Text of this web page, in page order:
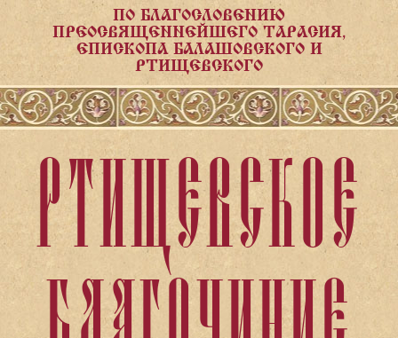
ПО БЛАГОСЛОВЕНИЮ
ПРЕОСВЯЩЕННЕЙШЕГО ТАРАСИЯ,
ЕПИСКОПА БАЛАШОВСКОГО И
РТИЩЕВСКОГО
РТИЩЕВСКОЕ